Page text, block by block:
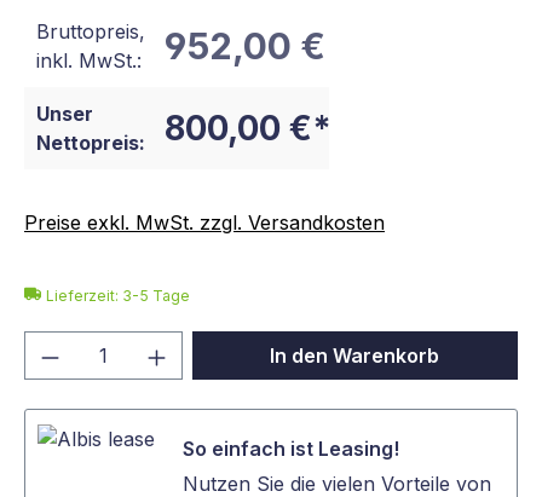
Bruttopreis,
inkl. MwSt.:
952,00 €
Unser
Nettopreis:
800,00 €*
Preise exkl. MwSt. zzgl. Versandkosten
Lieferzeit: 3-5 Tage
Produkt Anzahl: Gib denIn den Warenkorb
So einfach ist Leasing!
Nutzen Sie die vielen Vorteile von